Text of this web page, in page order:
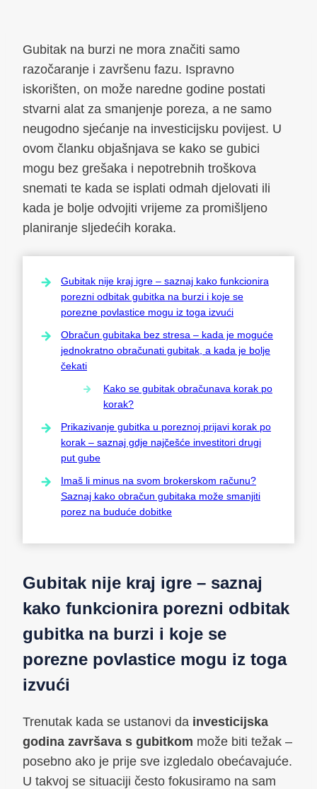
Gubitak na burzi ne mora značiti samo
razočaranje i završenu fazu. Ispravno
iskorišten, on može naredne godine postati
stvarni alat za smanjenje poreza, a ne samo
neugodno sjećanje na investicijsku povijest. U
ovom članku objašnjava se kako se gubici
mogu bez grešaka i nepotrebnih troškova
snemati te kada se isplati odmah djelovati ili
kada je bolje odvojiti vrijeme za promišljeno
planiranje sljedećih koraka.
Gubitak nije kraj igre – saznaj kako funkcionira
porezni odbitak gubitka na burzi i koje se
porezne povlastice mogu iz toga izvući
Obračun gubitaka bez stresa – kada je moguće
jednokratno obračunati gubitak, a kada je bolje
čekati
Kako se gubitak obračunava korak po
korak?
Prikazivanje gubitka u poreznoj prijavi korak po
korak – saznaj gdje najčešće investitori drugi
put gube
Imaš li minus na svom brokerskom računu?
Saznaj kako obračun gubitaka može smanjiti
porez na buduće dobitke
Gubitak nije kraj igre – saznaj
kako funkcionira porezni odbitak
gubitka na burzi i koje se
porezne povlastice mogu iz toga
izvući
Trenutak kada se ustanovi da investicijska
godina završava s gubitkom može biti težak –
posebno ako je prije sve izgledalo obećavajuće.
U takvoj se situaciji često fokusiramo na sam